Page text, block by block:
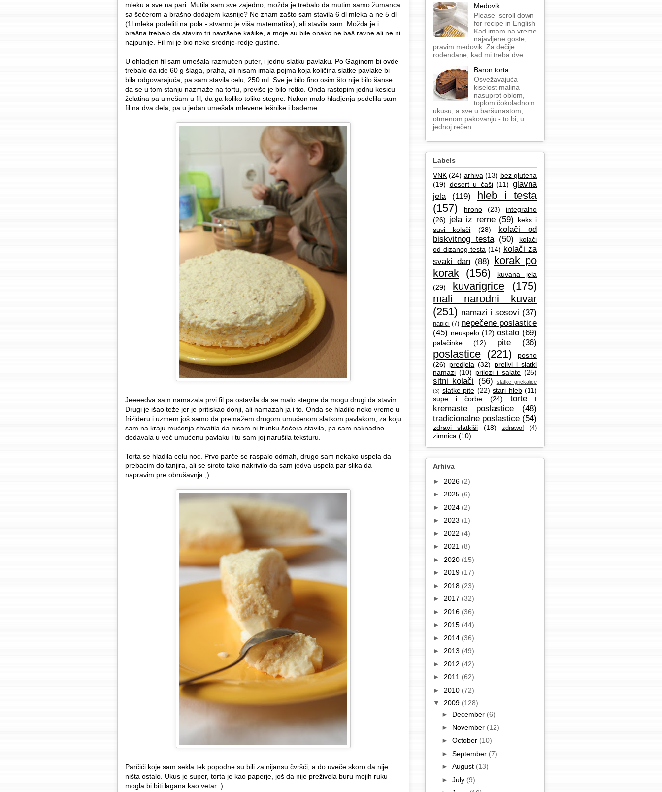
mleku a sve na pari. Mutila sam sve zajedno, možda je trebalo da mutim samo žumanca
sa šećerom a brašno dodajem kasnije? Ne znam zašto sam stavila 6 dl mleka a ne 5 dl
(1l mleka podeliti na pola - stvarno je viša matematika), ali stavila sam. Možda je i
brašna trebalo da stavim tri navršene kašike, a moje su bile onako ne baš ravne ali ne ni
najpunije. Fil mi je bio neke srednje-redje gustine.
U ohladjen fil sam umešala razmućen puter, i jednu slatku pavlaku. Po Gaginom bi ovde
trebalo da ide 60 g šlaga, praha, ali nisam imala pojma koja količina slatke pavlake bi
bila odgovarajuća, pa sam stavila celu, 250 ml. Sve je bilo fino osim što nije bilo šanse
da se u tom stanju nazmaže na tortu, previše je bilo retko. Onda rastopim jednu kesicu
želatina pa umešam u fil, da ga koliko toliko stegne. Nakon malo hladjenja podelila sam
fil na dva dela, pa u jedan umešala mlevene lešnike i bademe.
Jeeeedva sam namazala prvi fil pa ostavila da se malo stegne da mogu drugi da stavim.
Drugi je išao teže jer je pritiskao donji, ali namazah ja i to. Onda se hladilo neko vreme u
frižideru i uzmem još samo da premažem drugom umućenom slatkom pavlakom, za koju
sam na kraju mućenja shvatila da nisam ni trunku šećera stavila, pa sam naknadno
dodavala u već umućenu pavlaku i tu sam joj narušila teksturu.
Torta se hladila celu noć. Prvo parče se raspalo odmah, drugo sam nekako uspela da
prebacim do tanjira, ali se siroto tako nakrivilo da sam jedva uspela par slika da
napravim pre obrušavnja ;)
Parčići koje sam sekla tek popodne su bili za nijansu čvršći, a do uveče skoro da nije
ništa ostalo. Ukus je super, torta je kao paperje, još da nije preživela buru mojih ruku
mogla bi biti lagana kao vetar :)
Medovik
Please, scroll down
for recipe in English
Kad imam na vreme
najavljene goste,
pravim medovik. Za dečije
rođendane, kad mi treba dve ...
Baron torta
Osvežavajuća
kiselost malina
nasuprot oblom,
toplom čokoladnom
ukusu, a sve u baršunastom,
otmenom pakovanju - to bi, u
jednoj rečen...
Labels
VNK (24) arhiva (13) bez glutena
(19) desert u čaši (11) glavna
jela
(119)
hleb i testa
(157)
hrono (23)
integralno
(26) jela iz rerne (59)
keks i
suvi kolači
(28)
kolači od
biskvitnog testa (50)
kolači
od dizanog testa (14) kolači za
svaki dan (88) korak po
korak (156)
kuvana jela
(29)
kuvarigrice
(175)
mali narodni kuvar
(251) namazi i sosovi (37)
napici (7) nepečene poslastice
(45) neuspelo (12) ostalo (69)
palačinke (12) pite (36)
poslastice (221)
posno
(26) predjela (32)
prelivi i slatki
namazi (10) prilozi i salate (25)
sitni kolači (56)
slatke grickalice
(3) slatke pite (22) stari hleb (11)
supe i čorbe
(24)
torte i
kremaste poslastice
(48)
tradicionalne poslastice (54)
zdravi slatkiši (18) zdrawo! (4)
zimnica (10)
Arhiva
► 2026 (2)
► 2025 (6)
► 2024 (2)
► 2023 (1)
► 2022 (4)
► 2021 (8)
► 2020 (15)
► 2019 (17)
► 2018 (23)
► 2017 (32)
► 2016 (36)
► 2015 (44)
► 2014 (36)
► 2013 (49)
► 2012 (42)
► 2011 (62)
► 2010 (72)
▼ 2009 (128)
► December (6)
► November (12)
► October (10)
► September (7)
► August (13)
► July (9)